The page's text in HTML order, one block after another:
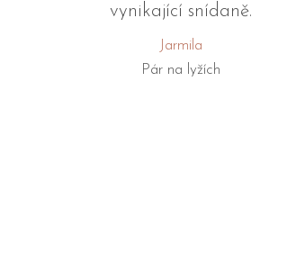
vynikající snídaně.
Jarmila
Pár na lyžích